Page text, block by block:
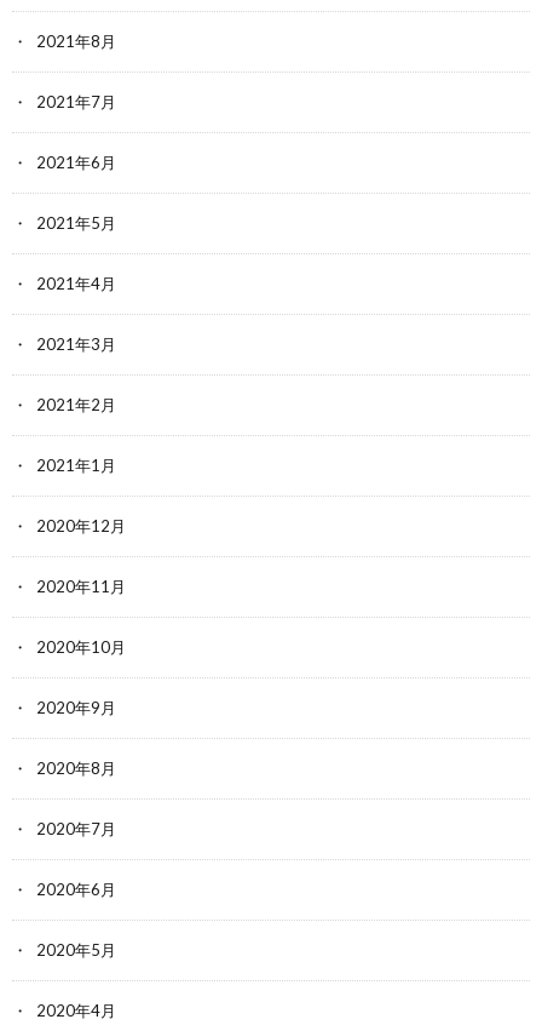
2021年8月
2021年7月
2021年6月
2021年5月
2021年4月
2021年3月
2021年2月
2021年1月
2020年12月
2020年11月
2020年10月
2020年9月
2020年8月
2020年7月
2020年6月
2020年5月
2020年4月